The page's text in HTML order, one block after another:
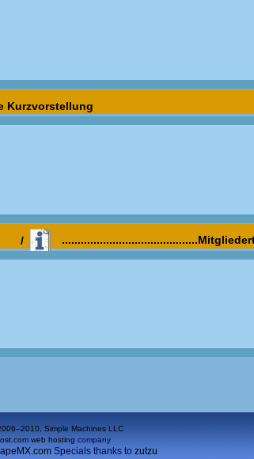
Kurzvorstellung
/
Simple Machines LLC
web hosting company
Specials thanks tozutzu